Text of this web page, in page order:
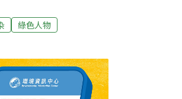
行動對抗全球氣候變
」之稱。「正確生活
解……如果這些趨勢持
得知獲獎後表示，
成員。是他們，以及來
綠色人物